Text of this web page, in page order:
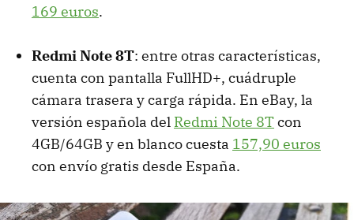
169 euros.
Redmi Note 8T: entre otras características,
cuenta con pantalla FullHD+, cuádruple
cámara trasera y carga rápida. En eBay, la
versión española del Redmi Note 8T con
4GB/64GB y en blanco cuesta 157,90 euros
con envío gratis desde España.